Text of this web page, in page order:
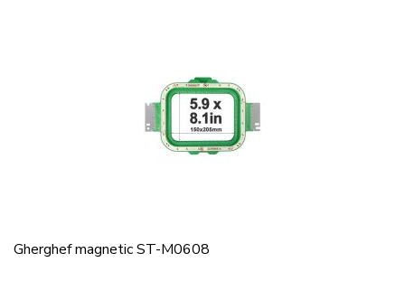
Gherghef magnetic ST-M0608